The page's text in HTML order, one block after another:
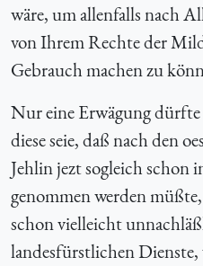
wäre, um allenfalls nach
von Ihrem Rechte der
Gebrauch machen zu
Nur eine Erwägung
diese seie, daß nach den
Jehlin jezt sogleich schon
genommen werden
schon vielleicht
landesfürstlichen Dienste,